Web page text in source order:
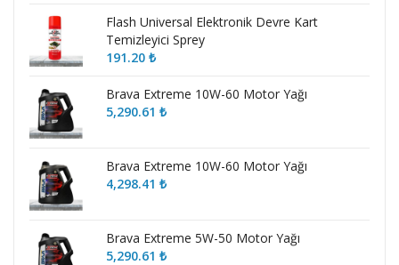
Flash Universal Elektronik Devre Kart
Temizleyici Sprey
191.20₺
Brava Extreme 10W-60 Motor Yağı
5,290.61₺
Brava Extreme 10W-60 Motor Yağı
4,298.41₺
Brava Extreme 5W-50 Motor Yağı
5,290.61₺